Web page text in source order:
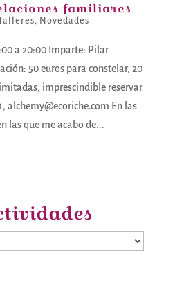
familiares
, Novedades
a 20:00 Imparte: Pilar
50 euros para constelar, 20
imprescindible reservar
alchemy@ecoriche.com En las
las que me acabo de...